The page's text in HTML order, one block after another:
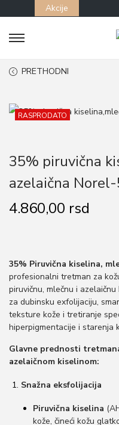
Akcije
PRETHODNI
RASPRODATO
35% piruvična
azelaična
4.860,00 rsd
35% Piruvična kiselina,
profesionalni tretman za
piruvičnu, mlečnu i
za dubinsku exfolijaciju,
teksture kože i tretiranje
hiperpigmentacije i starenja
Glavne prednosti
azelaičnom kiselinom:
Snažna eksfolijacija
Piruvična kiselina
kože, čineći kožu